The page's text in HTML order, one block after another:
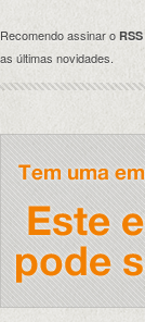
Recomendo assinar o RSS
as últimas novidades.